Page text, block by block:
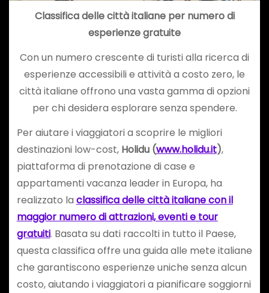
Classifica delle città italiane per numero di
esperienze gratuite
Con un numero crescente di turisti alla ricerca di
esperienze accessibili e attività a costo zero, le
città italiane offrono una vasta gamma di opzioni
per chi desidera esplorare senza spendere.
Per aiutare i viaggiatori a scoprire le migliori
destinazioni low-cost, Holidu (www.holidu.it),
piattaforma di prenotazione di case e
appartamenti vacanza leader in Europa, ha
realizzato la classifica delle città italiane con il
maggior numero di attrazioni, eventi e tour
gratuiti. Basata su dati raccolti in tutto il Paese,
questa classifica offre una guida alle mete italiane
che garantiscono esperienze uniche senza alcun
costo, aiutando i viaggiatori a pianificare soggiorni